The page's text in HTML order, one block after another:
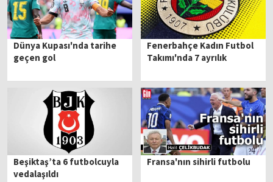
Dünya Kupası'nda tarihe
geçen gol
Fenerbahçe Kadın Futbol
Takımı'nda 7 ayrılık
Beşiktaş’ta 6 futbolcuyla
vedalaşıldı
Fransa'nın sihirli futbolu